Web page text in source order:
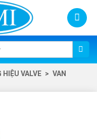
HIỆU VALVE > VAN